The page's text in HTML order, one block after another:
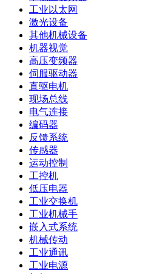
工业以太网
激光设备
其他机械设备
机器视觉
高压变频器
伺服驱动器
直驱电机
现场总线
电气连接
编码器
反馈系统
传感器
运动控制
工控机
低压电器
工业交换机
工业机械手
嵌入式系统
机械传动
工业通讯
工业电源